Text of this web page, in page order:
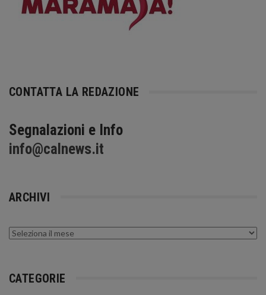
CONTATTA LA REDAZIONE
Segnalazioni e Info
info@calnews.it
ARCHIVI
Archivi
CATEGORIE